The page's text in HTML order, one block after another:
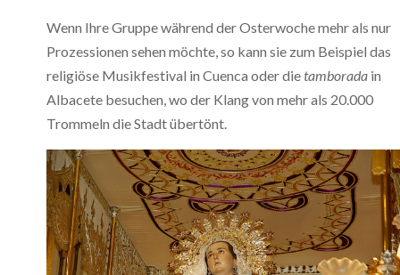
Wenn Ihre Gruppe während der Osterwoche mehr als nur
Prozessionen sehen möchte, so kann sie zum Beispiel das
religiöse Musikfestival in Cuenca oder dietamborada in
Albacete besuchen, wo der Klang von mehr als 20.000
Trommeln die Stadt übertönt.